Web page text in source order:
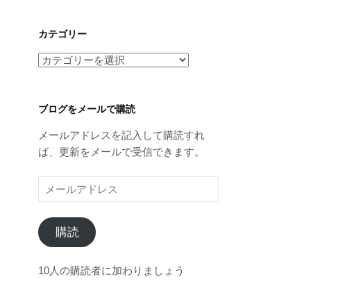
イ
ブ
カテゴリー
カ
リ
ブログをメールで購読
メールアドレスを記入して購読すれ
ば、更新をメールで受信できます。
ー
ル
ア
ド
レ
購読
10人の購読者に加わりましょう